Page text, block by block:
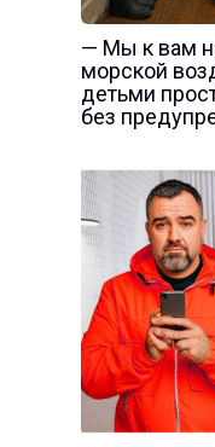
— Мы к вам
морской
детьми
без